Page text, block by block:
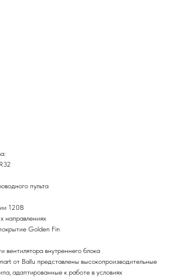
пульта
120В
направлениях
Golden Fin
вентилятора внутреннего блока
от Ballu представлены высокопроизводительные
адаптированные к работе в условиях